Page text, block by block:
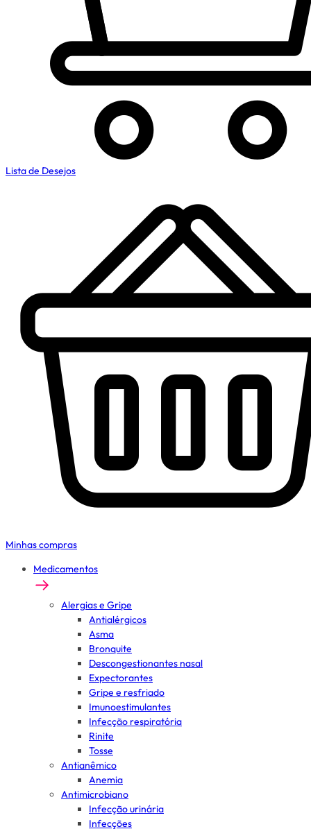
Lista de Desejos
Minhas compras
Medicamentos
Alergias e Gripe
Antialérgicos
Asma
Bronquite
Descongestionantes nasal
Expectorantes
Gripe e resfriado
Imunoestimulantes
Infecção respiratória
Rinite
Tosse
Antianêmico
Anemia
Antimicrobiano
Infecção urinária
Infecções